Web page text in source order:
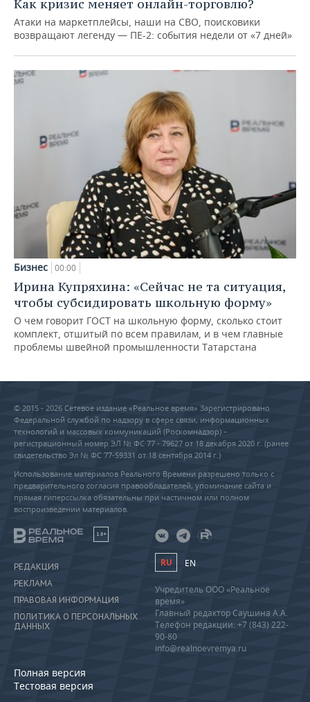
Как кризис меняет онлайн-торговлю?
Атаки на маркетплейсы, наши на СВО, поисковики
возвращают легенду — ПЕ-2: события недели от «7 дней»
Бизнес 00:00
Ирина Купряхина: «Сейчас не та ситуация,
чтобы субсидировать школьную форму»
О чем говорит ГОСТ на школьную форму, сколько стоит
комплект, отшитый по всем правилам, и в чем главные
проблемы швейной промышленности Татарстана
© 2015 - 2026 Сетевое издание «Реальное время» Зарегистрировано
Федеральной службой по надзору в сфере связи, информационных
технологий и массовых коммуникаций (Роскомнадзор) –
регистрационный номер ЭЛ № ФС 77 - 79627 от 18 декабря 2020 г. (ранее
свидетельство Эл № ФС 77-59331 от 18 сентября 2014 г.)
Использование материалов Реального Времени разрешено только с
предварительного согласия правообладателей, упоминание сайта и
прямая гиперссылка обязательны при частичном или полном
воспроизведении материалов.
18+
РЕДАКЦИЯ
РЕКЛАМА
ПРАВОВАЯ ИНФОРМАЦИЯ
ПОЛИТИКА О ПЕРСОНАЛЬНЫХ
ДАННЫХ
Полная версия
Тестовая версия
RU EN
Учредитель ООО «Реальное
время»
Главный редактор Саушина А.А.
Телефон редакции: +7 (843) 222-
90-80
info@realnoevremya.ru